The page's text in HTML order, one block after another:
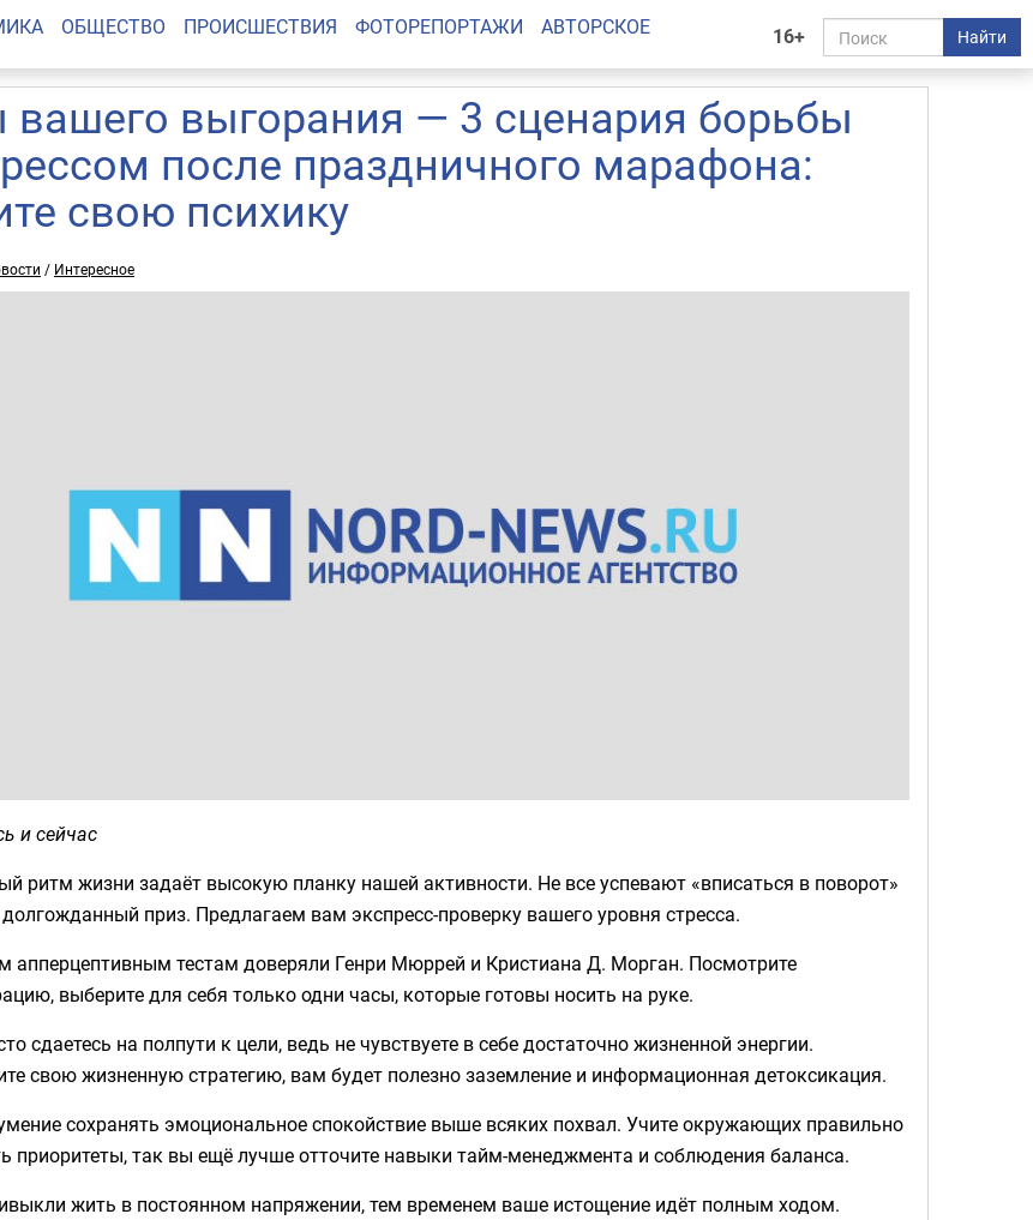
16+ Найти
ОБЩЕСТВО ПРОИСШЕСТВИЯ ФОТОРЕПОРТАЖИ АВТОРСКОЕ
выгорания — 3 сценария борьбы
после праздничного марафона:
свою психику
/ Интересное
и сейчас
ритм жизни задаёт высокую планку нашей активности. Не все успевают «вписаться в поворот»
приз. Предлагаем вам экспресс-проверку вашего уровня стресса.
апперцептивным тестам доверяли Генри Мюррей и Кристиана Д. Морган. Посмотрите
выберите для себя только одни часы, которые готовы носить на руке.
сдаетесь на полпути к цели, ведь не чувствуете в себе достаточно жизненной энергии.
свою жизненную стратегию, вам будет полезно заземление и информационная детоксикация.
сохранять эмоциональное спокойствие выше всяких похвал. Учите окружающих правильно
приоритеты, так вы ещё лучше отточите навыки тайм-менеджмента и соблюдения баланса.
жить в постоянном напряжении, тем временем ваше истощение идёт полным ходом.